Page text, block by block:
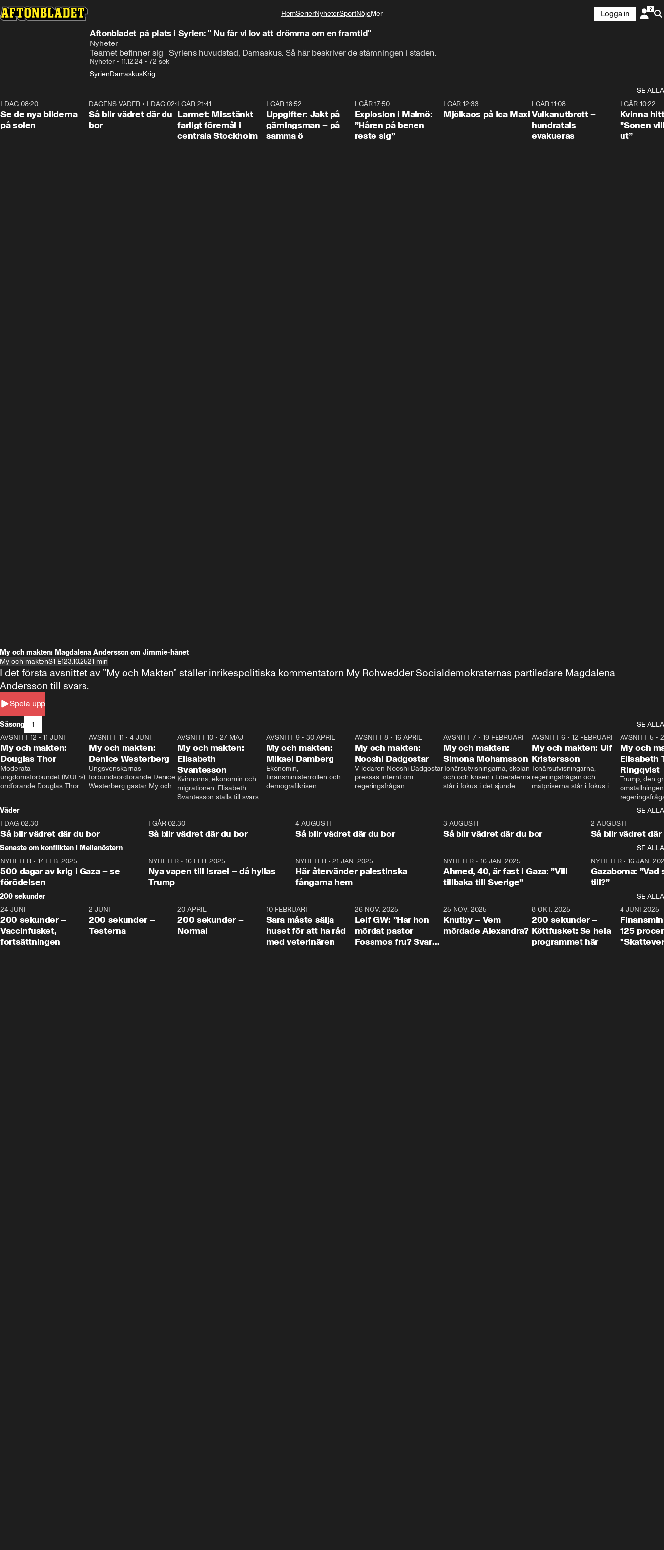
Igår fick vi inte ens uttala ordet dollar.
HemSerierNyheterSportNöjeMer
Livsstil
Logga in
Aftonbladet på plats i Syrien: " Nu får vi lov att drömma om en framtid"
Nyheter
Teamet befinner sig i Syriens huvudstad, Damaskus. Så här beskriver de stämningen i staden.
Nyheter • 11.12.24 • 72 sek
SyrienDamaskusKrig
SE ALLA
I DAG 08:20
Se de nya bilderna
på solen
1:06
DAGENS VÄDER • I DAG 02:30
Så blir vädret där du
bor
I GÅR 21:41
Larmet: Misstänkt
farligt föremål i
centrala Stockholm
I GÅR 18:52
Uppgifter: Jakt på
gärningsman – på
samma ö
I GÅR 17:50
Explosion i Malmö:
”Håren på benen
reste sig”
I GÅR 12:33
Mjölkaos på Ica Maxi
I GÅR 11:08
Vulkanutbrott –
hundratals
evakueras
I GÅR 10:22
Kvinna
”Sonen
ut”
My och makten: Magdalena Andersson om Jimmie-hånet
My och maktenS1 E123.10.2521 min
Spela upp
I det första avsnittet av ”My och Makten” ställer inrikespolitiska kommentatorn My Rohwedder Socialdemokraternas partiledare Magdalena
Andersson till svars.
Säsong 1
SE ALLA
26:27
AVSNITT 12 • 11 JUNI
My och makten:
Douglas Thor
Moderata
ungdomsförbundet (MUF:s)
ordförande Douglas Thor
tonårsutvisningarna och hur
Moderaterna ska locka
väljare till valet i höst.
23:40
AVSNITT 11 •4 JUNI
My och makten:
Denice Westerberg
Ungsvenskarnas
förbundsordförande Denice
Westerberg gästar My och
AVSNITT 10 •27 MAJ
My och makten:
Elisabeth
Svantesson
Kvinnorna, ekonomin och
migrationen. Elisabeth
Svantesson ställs till svars
AVSNITT 9• 30 APRIL
My och makten:
Mikael Damberg
Ekonomin,
finansministerrollen och
demografikrisen.
och Makten.
AVSNITT 8• 16 APRIL
My och makten:
Nooshi Dadgostar
V-ledaren Nooshi Dadgostar
pressas internt om
regeringsfrågan.
– Vi ställer upp i val. Ska vi
vara med så sitter vi förstås
24:30
AVSNITT 7• 19 FEBRUARI
My och makten:
Simona Mohamsson
Tonårsutvisningarna, skolan
och och krisen i Liberalerna
står i fokus i det sjunde
kommentator My
Rohwedder ställer
utbildnings- och
Mohamsson till svars.
27:30
AVSNITT 6 •12 FEBRUARI
My och makten: Ulf
Kristersson
Tonårsutvisningarna,
regeringsfrågan och
matpriserna står i fokus i
Rohwedder ställer
statsminister Ulf Kristersson
AVSNITT 5 •
My och
Elisabeth
Ringqvist
Trump, den
centrum i
avsnittet av
Makten”. Se
Aftonbladets
Rohwedder
Thand Ring
Väder
SE ALLA
I DAG 02:30
Så blir vädret där du bor
1:06
I GÅR 02:30
Så blir vädret där du bor
4 AUGUSTI
Så blir vädret där du bor
3 AUGUSTI
Så blir vädret där du bor
2 AUGUSTI
Så blir vädret där
Senaste om konflikten i Mellanöstern
SE ALLA
NYHETER • 17 FEB. 2025
500 dagar av krig i Gaza – se
förödelsen
NYHETER• 16 FEB. 2025
Nya vapen till Israel – då hyllas
Trump
NYHETER •21 JAN. 2025
Här återvänder palestinska
fångarna hem
NYHETER• 16 JAN. 2025
Ahmed, 40, är fast i Gaza: ”Vill
tillbaka till Sverige”
NYHETER• 16 JAN.
Gazaborna:
till?”
200 sekunder
SE ALLA
5:00
24 JUNI
200 sekunder –
Vaccinfusket,
fortsättningen
4:23
2 JUNI
200 sekunder –
Testerna
20 APRIL
200 sekunder –
Normal
10 FEBRUARI
Sara måste sälja
huset för att ha råd
med veterinären
26 NOV. 2025
Leif GW: ”Har hon
mördat pastor
Fossmos fru? Svar
31:05
25 NOV. 2025
Knutby – Vem
mördade Alexandra?
4:29
8 OKT. 2025
200 sekunder –
Köttfusket: Se hela
programmet här
4 JUNI 2025
125